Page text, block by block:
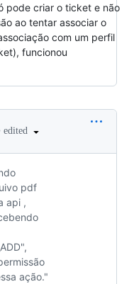
pode criar o ticket e não
ao tentar associar o
com um perfil
funcionou
edited
pdf
api ,
ação."